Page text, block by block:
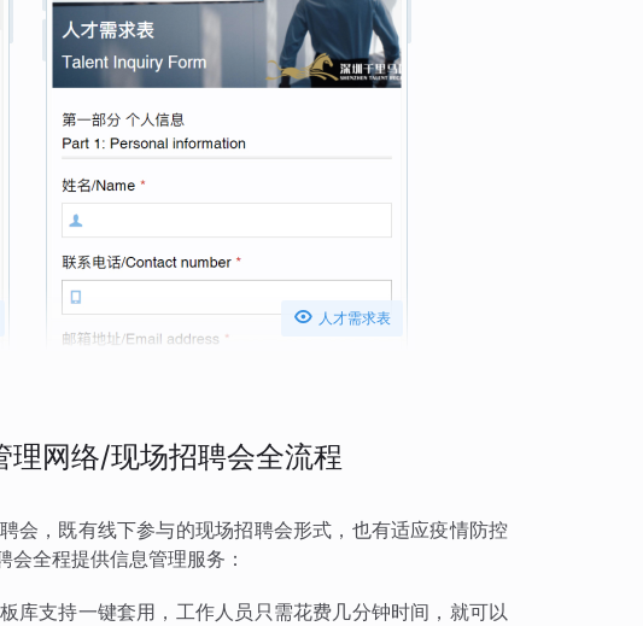
 人才需求表
理网络/现场招聘会全流程
会，既有线下参与的现场招聘会形式，也有适应疫情防控
全程提供信息管理服务：
库支持一键套用，工作人员只需花费几分钟时间，就可以